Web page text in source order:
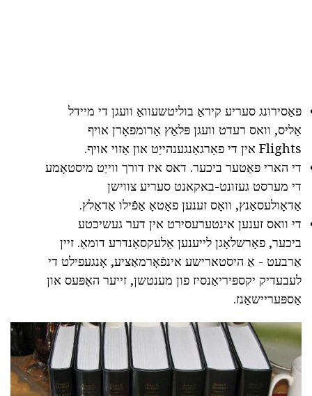
פּאַסירונג סעריע קיראַ בוליטשעוואַ וועגן די מיידל
אַליס, וואס רעדט וועגן פּלאַץ אַרומפאָרן אויף
Flights אין די פאַרגאַנגענהייַט און אַזוי אויף.
די הארי פּאַטער ביכער. דאס איז דורך ווייַט מיסטאָמע
די מערסט געזונט-באקאנט סעריע צווישן
אַדאָולעסאַנץ, וואָס זענען פאָטאָ אַפֿילו אַדאַלץ.
די וואס זענען אינטערעסירט אין דער געשיכטע
ביכער, פאָרשלאָגן לייענען אַלעקסאַנדרע דומאַ. זיין
אַרבעט - אַ היסטארישע אינפֿאָרמאַציע, אָנגעפילט די
לעבעדיק יקספּיריאַנסיז פון מענטשן, זייער האָפּעס און
אַספּעריישאַנז.